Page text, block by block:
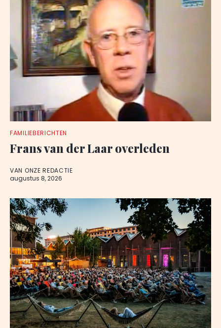
FAMILIEBERICHTEN
Frans van der Laar overleden
VAN ONZE REDACTIE
augustus 8, 2026